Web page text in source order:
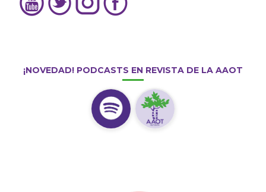
¡NOVEDAD! PODCASTS EN REVISTA DE LA AAOT